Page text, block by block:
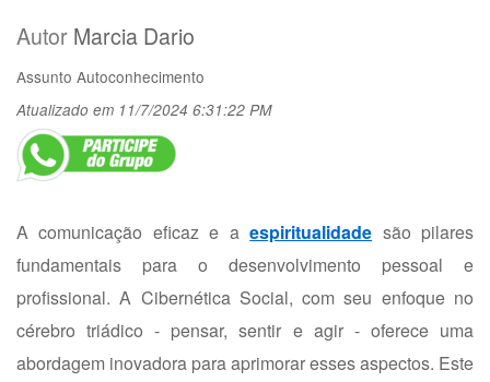
Autor Marcia Dario
Assunto Autoconhecimento
Atualizado em 11/7/2024 6:31:22 PM
A comunicação eficaz e aespiritualidade são pilares
fundamentais para o desenvolvimento pessoal e
profissional. A Cibernética Social, com seu enfoque no
cérebro triádico - pensar, sentir e agir - oferece uma
abordagem inovadora para aprimorar esses aspectos. Este